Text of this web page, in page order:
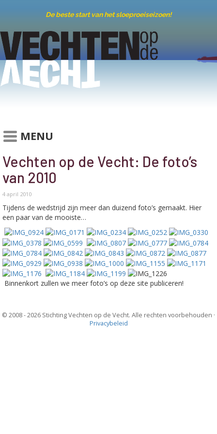
De beste start van het sloeproeiseizoen!
MENU
Vechten op de Vecht: De foto’s
van 2010
4 april 2010
Tijdens de wedstrijd zijn meer dan duizend foto’s gemaakt. Hier
een paar van de mooiste…
Binnenkort zullen we meer foto’s op deze site publiceren!
© 2008 - 2026 Stichting Vechten op de Vecht. Alle rechten voorbehouden ·
Privacybeleid